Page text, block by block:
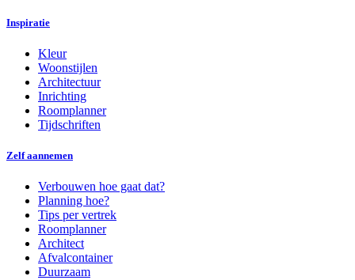
Inspiratie
Kleur
Woonstijlen
Architectuur
Inrichting
Roomplanner
Tijdschriften
Zelf aannemen
Verbouwen hoe gaat dat?
Planning hoe?
Tips per vertrek
Roomplanner
Architect
Afvalcontainer
Duurzaam